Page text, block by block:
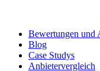
Bewertungen und
Blog
Case Studys
Anbietervergleich